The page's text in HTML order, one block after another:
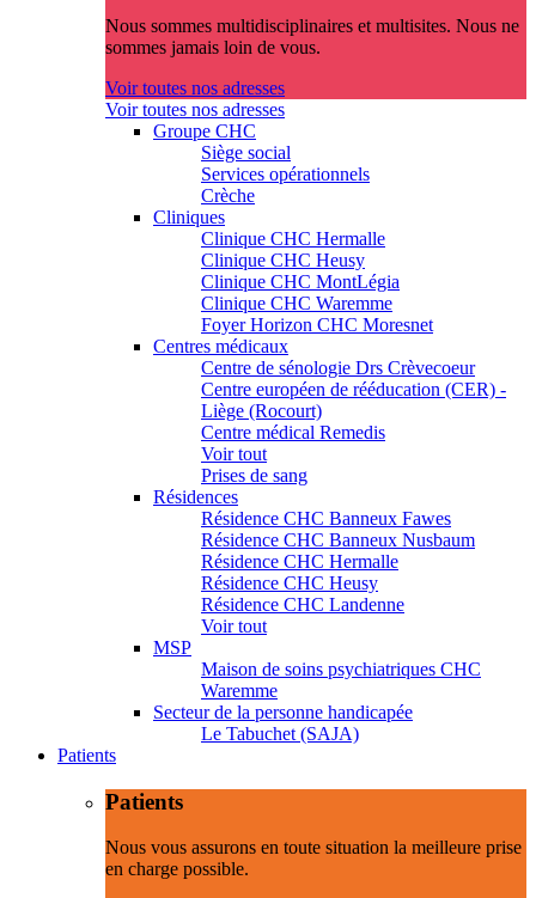
Nous sommes multidisciplinaires et multisites. Nous ne
sommes jamais loin de vous.
Voir toutes nos adresses
Voir toutes nos adresses
Groupe CHC
Siège social
Services opérationnels
Crèche
Cliniques
Clinique CHC Hermalle
Clinique CHC Heusy
Clinique CHC MontLégia
Clinique CHC Waremme
Foyer Horizon CHC Moresnet
Centres médicaux
Centre de sénologie Drs Crèvecoeur
Centre européen de rééducation (CER) -
Liège (Rocourt)
Centre médical Remedis
Voir tout
Prises de sang
Résidences
Résidence CHC Banneux Fawes
Résidence CHC Banneux Nusbaum
Résidence CHC Hermalle
Résidence CHC Heusy
Résidence CHC Landenne
Voir tout
MSP
Maison de soins psychiatriques CHC
Waremme
Secteur de la personne handicapée
Le Tabuchet (SAJA)
Patients
Patients
Nous vous assurons en toute situation la meilleure prise
en charge possible.